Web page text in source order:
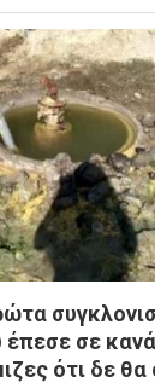
σε
ότι δε